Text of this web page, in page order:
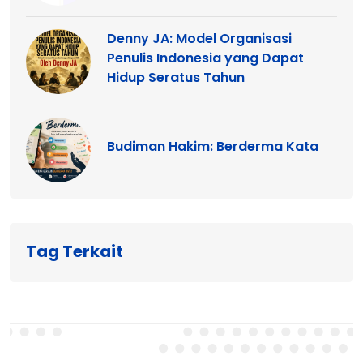
Denny JA: Model Organisasi
Penulis Indonesia yang Dapat
Hidup Seratus Tahun
Budiman Hakim: Berderma Kata
Tag Terkait